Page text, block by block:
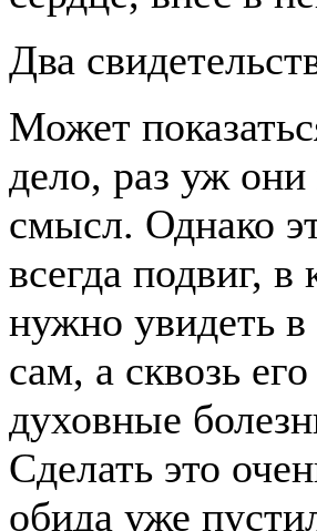
Два
Может
дело, раз уж
смысл. Однако
всегда подвиг,
нужно увидеть в
сам, а сквозь
духовные
Сделать это
обида уже